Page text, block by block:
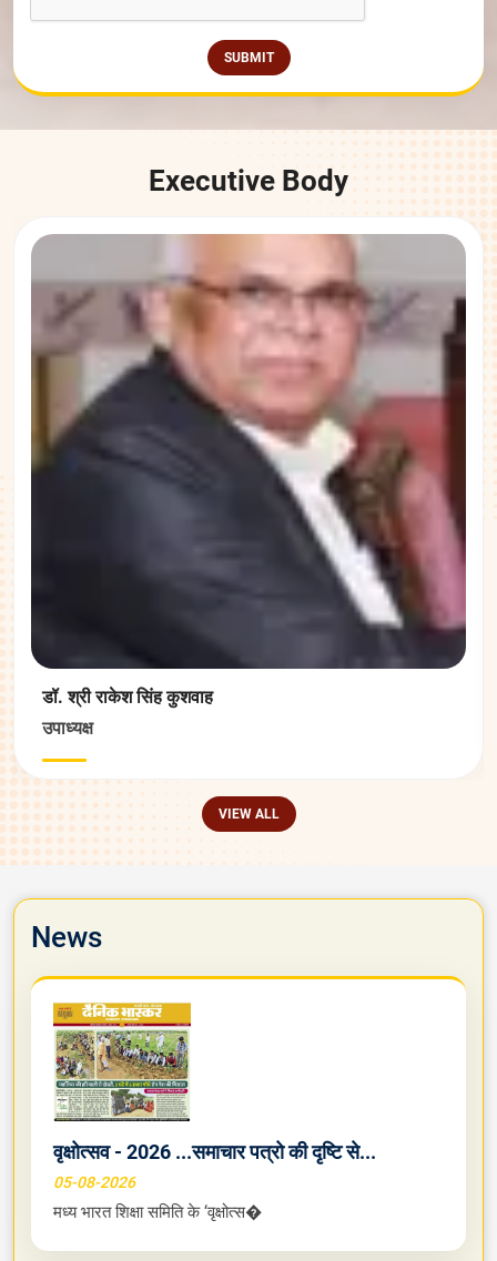
SUBMIT
Executive Body
डॉ. श्री राकेश सिंह कुशवाह
उपाध्यक्ष
VIEW ALL
News
वृक्षोत्सव - 2026 ...समाचार पत्रो की दृष्टि से...
05-08-2026
मध्य भारत शिक्षा समिति के ‘वृक्षोत्स�